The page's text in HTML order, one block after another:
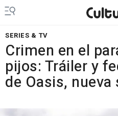
SERIES & TV
Crimen en el
pijos: Tráiler y
de Oasis,